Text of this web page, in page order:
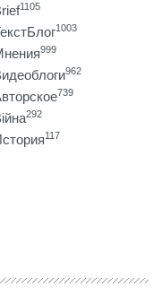
1105
1003
999
962
739
292
117